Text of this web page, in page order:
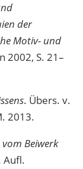
der
Motiv- und
2002, S. 21–
. Übers. v.
2013.
Beiwerk
Aufl.